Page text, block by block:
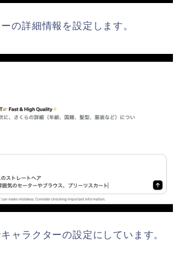
の詳細情報を設定します。
ャラクターの設定にしています。